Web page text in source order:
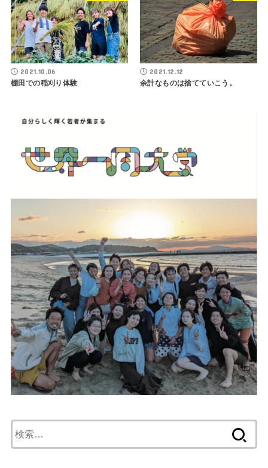
2021.10.06
棚田での稲刈り体験
2021.12.12
余計なものは捨てていこう。
索: